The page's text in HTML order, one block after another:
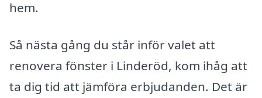
hem.
Så nästa gång du står inför valet att
renovera fönster i Linderöd, kom ihåg att
ta dig tid att jämföra erbjudanden. Det är